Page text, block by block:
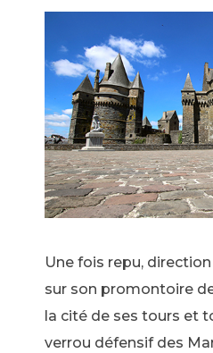
Une fois repu,
sur son promontoire
la cité de ses tours et
verrou défensif des